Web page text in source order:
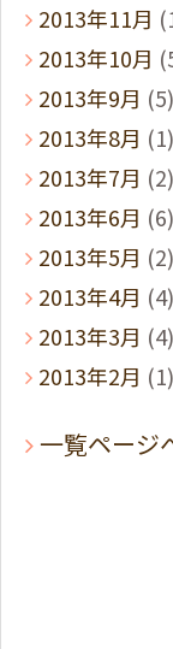
2013年11月
2013年10月
2013年9月 (5)
2013年8月 (1)
2013年7月 (2)
2013年6月 (6)
2013年5月 (2)
2013年4月 (4)
2013年3月 (4)
2013年2月 (1)
一覧ページ